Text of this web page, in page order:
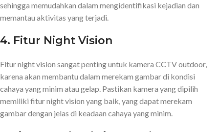
sehingga memudahkan dalam mengidentifikasi kejadian dan
memantau aktivitas yang terjadi.
4. Fitur Night Vision
Fitur night vision sangat penting untuk kamera CCTV outdoor,
karena akan membantu dalam merekam gambar di kondisi
cahaya yang minim atau gelap. Pastikan kamera yang dipilih
memiliki fitur night vision yang baik, yang dapat merekam
gambar dengan jelas di keadaan cahaya yang minim.